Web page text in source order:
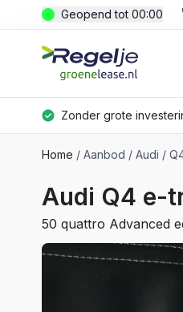
Geopend tot 00:00
Zonder grote
Home Aanbod Audi
Audi Q4 e-
50 quattro Advanced